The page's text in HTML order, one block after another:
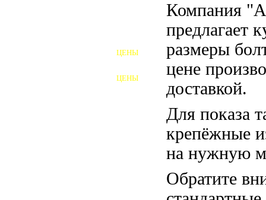
Компания
предлагает
размеры
цене
доставкой.
Для показа
крепёжные
на нужную
Обратите
ЦЕНЫ
ЦЕНЫ
ШАЙБЫ ФУНДАМЕНТНЫЕ